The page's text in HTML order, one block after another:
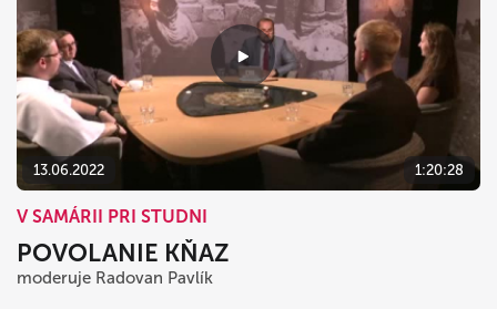
13.06.2022 1:20:28
V SAMÁRII PRI STUDNI
POVOLANIE KŇAZ
moderuje Radovan Pavlík